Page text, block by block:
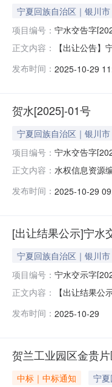
宁夏回族自治区｜银川
项目编号： 宁水交告字
正文内容：
【出让公告
用在互联网上
发布时间： 2025-10-29
贺水[2025]-01号
宁夏回族自治区｜银川
项目编号： 宁水交告字
正文内容： 水权信息资源
夏回族自治区
发布时间： 2025-10-29
[出让结果公示]宁水
宁夏回族自治区｜银川
项目编号： 宁水交示字
正文内容：
【出让结果
称“交易中心”
发布时间： 2025-10-29
贺兰工业园区金贵
中标｜中标通知 宁